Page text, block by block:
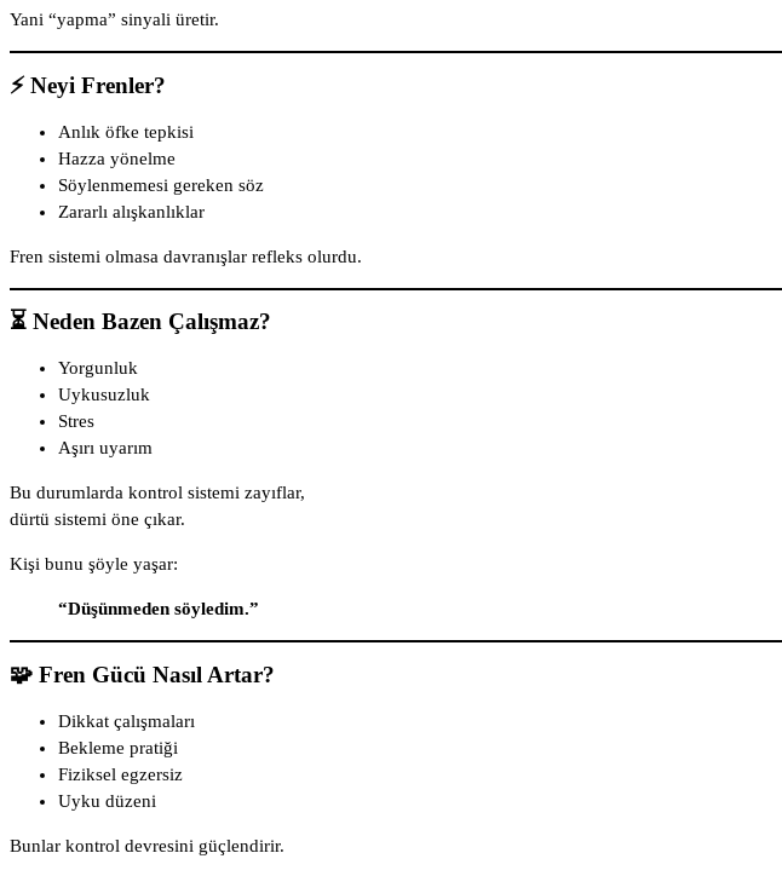
Yani “yapma” sinyali üretir.
⚡ Neyi Frenler?
Anlık öfke tepkisi
Hazza yönelme
Söylenmemesi gereken söz
Zararlı alışkanlıklar
Fren sistemi olmasa davranışlar refleks olurdu.
⏳ Neden Bazen Çalışmaz?
Yorgunluk
Uykusuzluk
Stres
Aşırı uyarım
Bu durumlarda kontrol sistemi zayıflar,
dürtü sistemi öne çıkar.
Kişi bunu şöyle yaşar:
“Düşünmeden söyledim.”
🧩 Fren Gücü Nasıl Artar?
Dikkat çalışmaları
Bekleme pratiği
Fiziksel egzersiz
Uyku düzeni
Bunlar kontrol devresini güçlendirir.